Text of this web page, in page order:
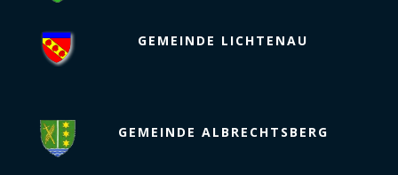
GEMEINDE LICHTENAU
GEMEINDE ALBRECHTSBERG